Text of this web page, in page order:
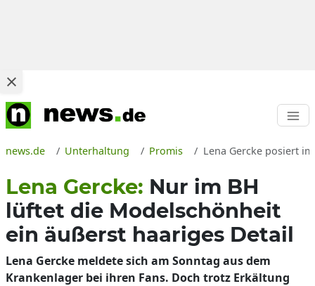
news.de Unterhaltung Promis Lena Gercke posiert
Lena Gercke: Nur im BH
lüftet die Modelschönheit
ein äußerst haariges Detail
Lena Gercke meldete sich am Sonntag aus dem
Krankenlager bei ihren Fans. Doch trotz Erkältung